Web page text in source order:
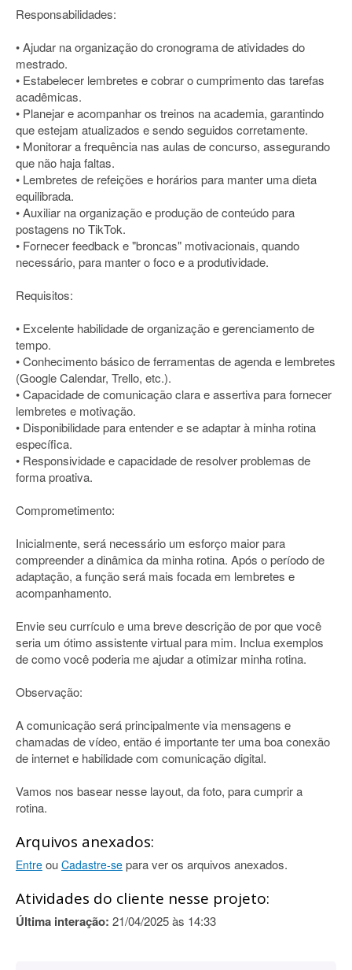
Responsabilidades:
• Ajudar na organização do cronograma de atividades do
mestrado.
• Estabelecer lembretes e cobrar o cumprimento das tarefas
acadêmicas.
• Planejar e acompanhar os treinos na academia, garantindo
que estejam atualizados e sendo seguidos corretamente.
• Monitorar a frequência nas aulas de concurso, assegurando
que não haja faltas.
• Lembretes de refeições e horários para manter uma dieta
equilibrada.
• Auxiliar na organização e produção de conteúdo para
postagens no TikTok.
• Fornecer feedback e "broncas" motivacionais, quando
necessário, para manter o foco e a produtividade.
Requisitos:
• Excelente habilidade de organização e gerenciamento de
tempo.
• Conhecimento básico de ferramentas de agenda e lembretes
(Google Calendar, Trello, etc.).
• Capacidade de comunicação clara e assertiva para fornecer
lembretes e motivação.
• Disponibilidade para entender e se adaptar à minha rotina
específica.
• Responsividade e capacidade de resolver problemas de
forma proativa.
Comprometimento:
Inicialmente, será necessário um esforço maior para
compreender a dinâmica da minha rotina. Após o período de
adaptação, a função será mais focada em lembretes e
acompanhamento.
Envie seu currículo e uma breve descrição de por que você
seria um ótimo assistente virtual para mim. Inclua exemplos
de como você poderia me ajudar a otimizar minha rotina.
Observação:
A comunicação será principalmente via mensagens e
chamadas de vídeo, então é importante ter uma boa conexão
de internet e habilidade com comunicação digital.
Vamos nos basear nesse layout, da foto, para cumprir a
rotina.
Arquivos anexados:
Entre ou Cadastre-se para ver os arquivos anexados.
Atividades do cliente nesse projeto:
Última interação: 21/04/2025 às 14:33